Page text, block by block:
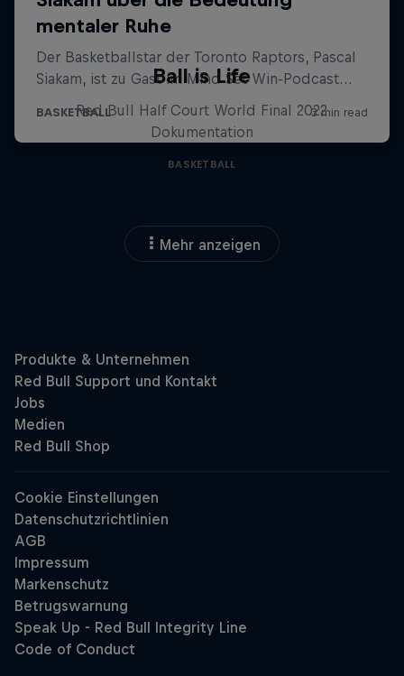
Ball is Life
Red Bull Half Court World Final 2022
Dokumentation
BASKETBALL
Mehr anzeigen